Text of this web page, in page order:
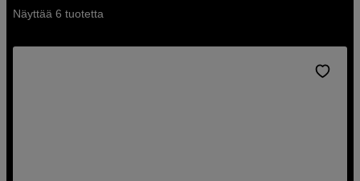
Näyttää 6 tuotetta